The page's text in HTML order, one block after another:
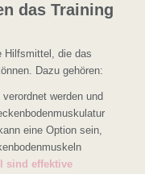
das Training
Hilfsmittel, die das
Dazu gehören:
werden und
eine Option sein,
sind effektive